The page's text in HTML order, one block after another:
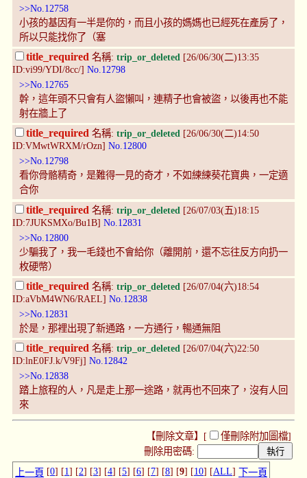
>>No.12758
小孩的基因有一半是你的，而且小孩的媽媽也已經死在產房了，
所以只能找你了（塞
title_required 名稱: trip_or_deleted [26/06/30(二)13:35
ID:vi99/YDI/8cc/] No.12798
>>No.12765
幹，這年頭不只會有人盜懶叫，連精子也會被盜，以後再也不能
射在牆上了
title_required 名稱: trip_or_deleted [26/06/30(二)14:50
ID:VMwtWRXM/rOzn] No.12800
>>No.12798
看你骨骼精奇，是難得一見的奇才，不如練練葵花寶典，一定適
合你
title_required 名稱: trip_or_deleted [26/07/03(五)18:15
ID:7JUKSMXo/Bu1B] No.12831
>>No.12800
少騙我了，我一毛錢也不會給你（離開前，還不忘往反方向扔一
枚硬幣）
title_required 名稱: trip_or_deleted [26/07/04(六)18:54
ID:aVbM4WN6/RAEL] No.12838
>>No.12831
於是，那裡出現了新通路，一方通行，暢通無阻
title_required 名稱: trip_or_deleted [26/07/04(六)22:50
ID:lnE0FJ.k/V9Fj] No.12842
>>No.12838
踏上旅程的人，凡是走上那一途路，就再也不回來了，沒有人回
來
【刪除文章】[ 僅刪除附加圖檔]
刪除用密碼:
上一頁 [0] [1] [2] [3] [4] [5] [6] [7] [8] [9] [10] [ALL] 下一頁